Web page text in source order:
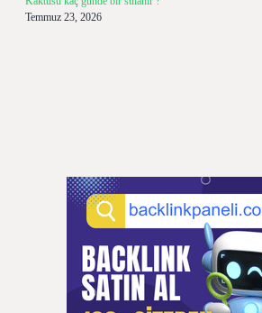
Temmuz 23, 2026